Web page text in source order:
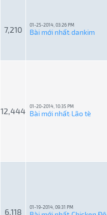
7,210 01-25-2014, 03:26 PM
Bài mới nhất:dankim
12,444 01-20-2014, 10:35 PM
Bài mới nhất: Lão tè
6,118 01-19-2014, 09:31 PM